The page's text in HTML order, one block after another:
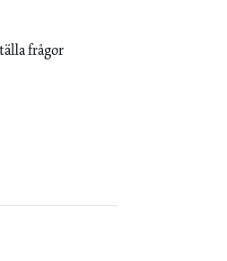
frågor